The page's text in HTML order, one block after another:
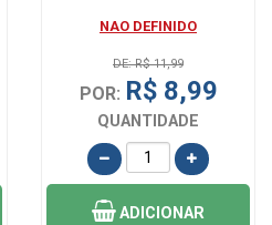
NAO DEFINIDO
DE: R$ 11,99
POR: R$ 8,99
QUANTIDADE
ADICIONAR